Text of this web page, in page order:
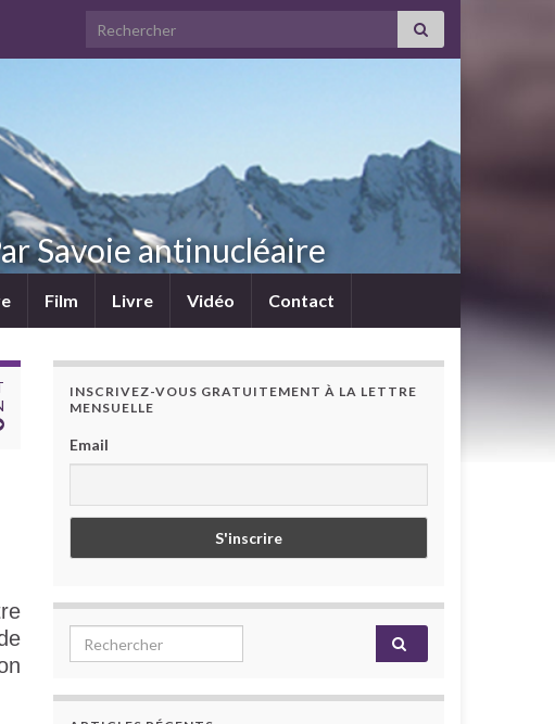
Search for:
Savoie antinucléaire
Film Livre Vidéo Contact
INSCRIVEZ-VOUS GRATUITEMENT À LA LETTRE
MENSUELLE
Email
Search for: